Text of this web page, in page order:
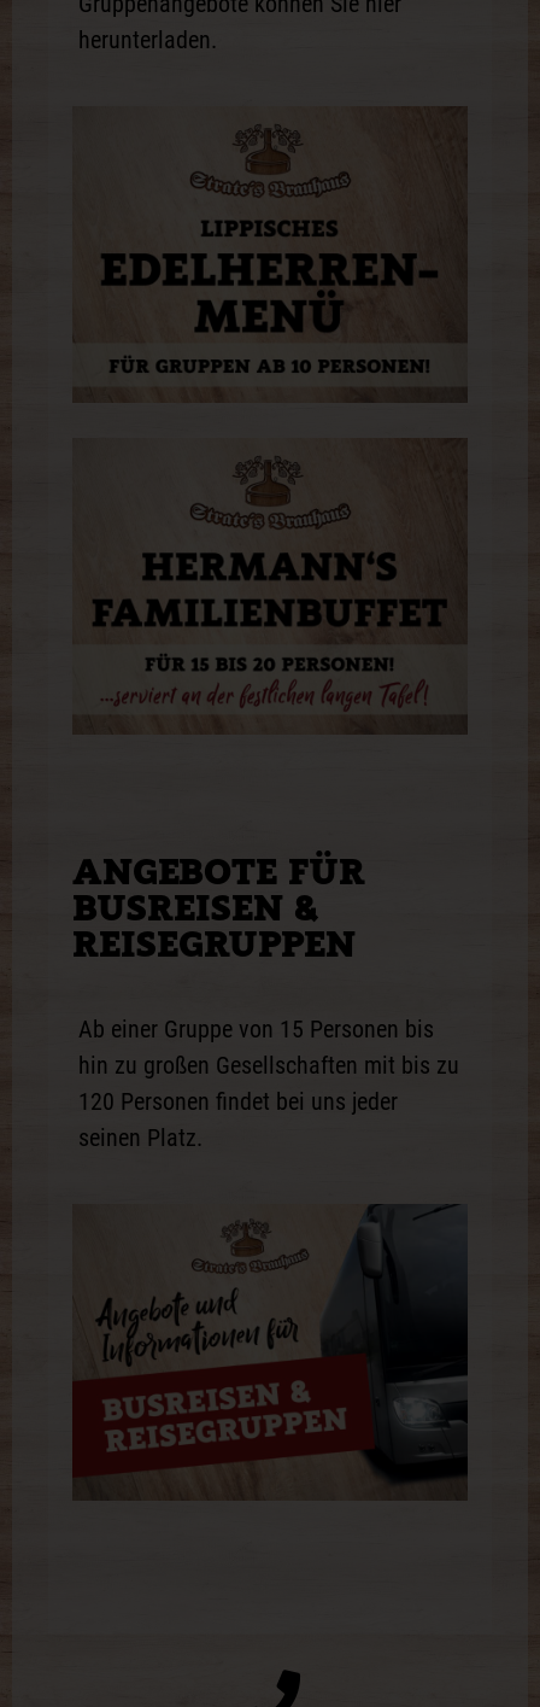
herunterladen.
ANGEBOTE FÜR
BUSREISEN &
REISEGRUPPEN
Ab einer Gruppe von 15 Personen bis
hin zu großen Gesellschaften mit bis zu
120 Personen findet bei uns jeder
seinen Platz.